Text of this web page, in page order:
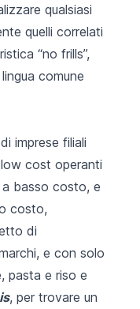
qualsiasi
quelli correlati
“no frills”,
comune
imprese filiali
cost operanti
a basso costo, e
costo,
di
e con solo
pasta e riso e
, per trovare un